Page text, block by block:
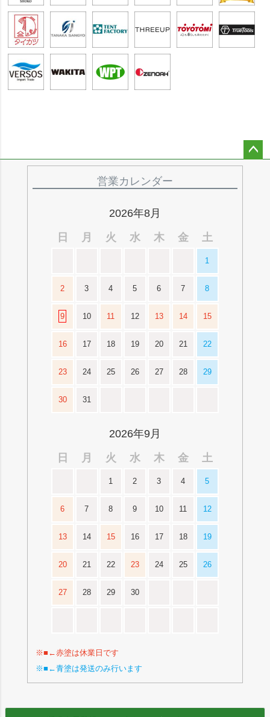
営業カレンダー
2026年8月
日
月 火 水 木 金 土
1
2 3 4 5 6 7 8
9 10 11 12 13 14 15
16 17 18 19 20 21 22
23 24 25 26 27 28 29
30 31
2026年9月
日
月 火 水 木 金 土
1 2 3 4 5
6 7 8 9 10 11 12
13 14 15 16 17 18 19
20 21 22 23 24 25 26
27 28 29 30
※■←赤塗は休業日です
※■←青塗は発送のみ行います